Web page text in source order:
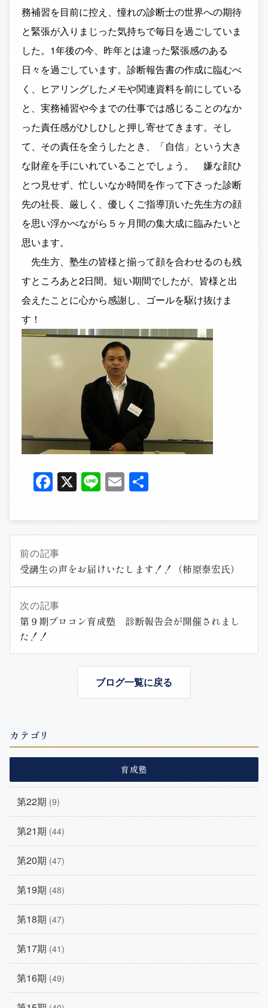
務補習を目前に控え、憧れの診断士の世界への期待
と緊張が入りまじった気持ちで毎日を過ごしていま
した。1年後の今、昨年とは違った緊張感のある
日々を過ごしています。診断報告書の作成に臨むべ
く、ヒアリングしたメモや関連資料を前にしている
と、実務補習や今までの仕事では感じることのなか
った責任感がひしひしと押し寄せてきます。そし
て、その責任を全うしたとき、「自信」という大き
な財産を手にいれていることでしょう。 嫌な顔ひ
とつ見せず、忙しいなか時間を作って下さった診断
先の社長、厳しく、優しくご指導頂いた先生方の顔
を思い浮かべながら５ヶ月間の集大成に臨みたいと
思います。
先生方、塾生の皆様と揃って顔を合わせるのも残
すところあと2日間。短い期間でしたが、皆様と出
会えたことに心から感謝し、ゴールを駆け抜けま
す！
Facebook
X LineEmail
前の記事
受講生の声をお届けいたします！！（柿原泰宏氏）
次の記事
第９期プロコン育成塾 診断報告会が開催されまし
た！！
ブログ一覧に戻る
カテゴリ
育成塾
第22期 (9)
第21期 (44)
第20期 (47)
第19期 (48)
第18期 (47)
第17期 (41)
第16期 (49)